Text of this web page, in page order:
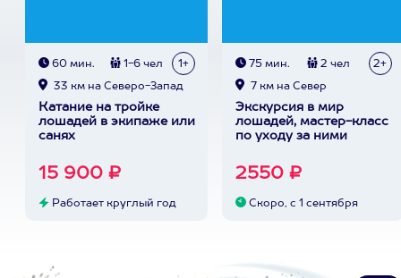
60 мин. 1-6 чел 1+
33 км на Северо-Запад
Катание на тройке
лошадей в экипаже или
санях
15 900 ₽
Работает круглый год
75 мин. 2 чел 2+
7 км на Север
Экскурсия в мир
лошадей, мастер-класс
по уходу за ними
2550 ₽
Скоро, с 1 сентября